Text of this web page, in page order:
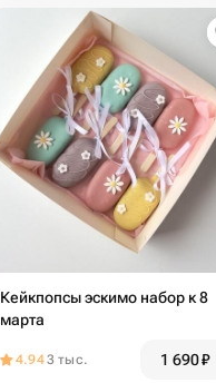
Кейкпопсы эскимо набор к 8
марта
4.943 тыс. 1 690₽